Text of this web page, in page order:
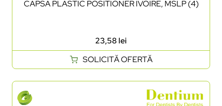
CAPSA PLASTIC POSITIONER IVOIRE, MSLP (4)
23,58 lei
SOLICITĂ OFERTĂ